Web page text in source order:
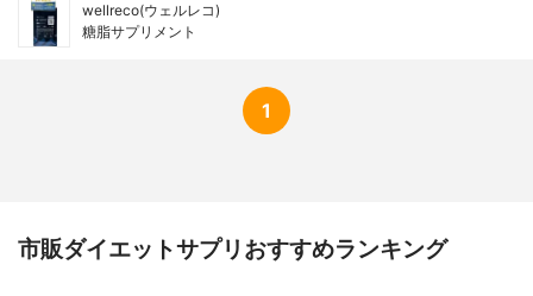
wellreco(ウェルレコ)
糖脂サプリメント
1
市販ダイエットサプリおすすめランキング